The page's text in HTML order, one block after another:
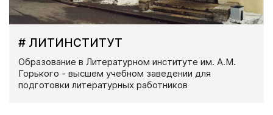
# ЛИТИНСТИТУТ
Образование в Литературном институте им. А.М.
Горького - высшем учебном заведении для
подготовки литературных работников